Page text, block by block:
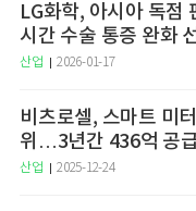
LG화학, 아시아 독점
시간 수술 통증 완화
산업 2026-01-17
비츠로셀, 스마트 미
위…3년간 436억 공
산업 2025-12-24